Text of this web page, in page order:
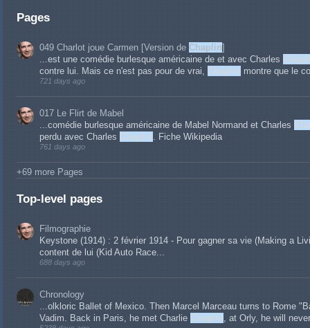
Pages
049 Charlot joue Carmen [Version de Chaplin]
...est une comédie burlesque américaine de et avec Charles
contre lui. Mais ce n'est pas pour de vrai, Chaplin montre que le
721 days ago
017 Le Flirt de Mabel
...comédie burlesque américaine de Mabel Normand et Charles
perdu avec Charles Chaplin. Fiche Wikipedia
761 days ago
+69 more Pages
Top-level pages
Filmographie
Keystone (1914) : 2 février 1914 - Pour gagner sa vie (Making a
content de lui (Kid Auto Race...
688 days ago
Chronology
...olkloric Ballet of Mexico. Then Marcel Marceau turns to Rome
Vadim. Back in Paris, he met Charlie Chaplin, at Orly, he will